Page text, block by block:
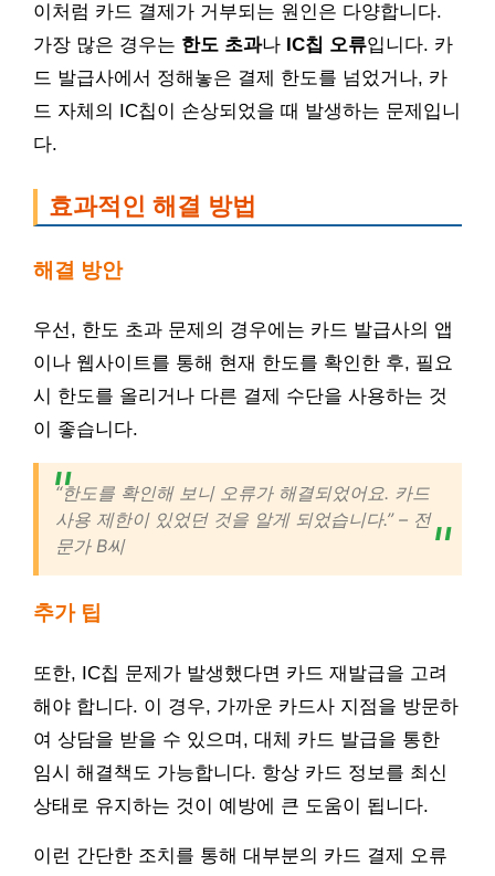
이처럼 카드 결제가 거부되는 원인은 다양합니다.
가장 많은 경우는 한도 초과나 IC칩 오류입니다. 카
드 발급사에서 정해놓은 결제 한도를 넘었거나, 카
드 자체의 IC칩이 손상되었을 때 발생하는 문제입니
다.
효과적인 해결 방법
해결 방안
우선, 한도 초과 문제의 경우에는 카드 발급사의 앱
이나 웹사이트를 통해 현재 한도를 확인한 후, 필요
시 한도를 올리거나 다른 결제 수단을 사용하는 것
이 좋습니다.
“한도를 확인해 보니 오류가 해결되었어요. 카드
사용 제한이 있었던 것을 알게 되었습니다.” – 전
문가 B씨
추가 팁
또한, IC칩 문제가 발생했다면 카드 재발급을 고려
해야 합니다. 이 경우, 가까운 카드사 지점을 방문하
여 상담을 받을 수 있으며, 대체 카드 발급을 통한
임시 해결책도 가능합니다. 항상 카드 정보를 최신
상태로 유지하는 것이 예방에 큰 도움이 됩니다.
이런 간단한 조치를 통해 대부분의 카드 결제 오류